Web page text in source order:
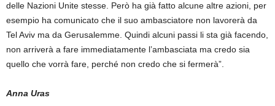
delle Nazioni Unite stesse. Però ha già fatto alcune altre azioni, per
esempio ha comunicato che il suo ambasciatore non lavorerà da
Tel Aviv ma da Gerusalemme. Quindi alcuni passi li sta già facendo,
non arriverà a fare immediatamente l’ambasciata ma credo sia
quello che vorrà fare, perché non credo che si fermerà”.
Anna Uras